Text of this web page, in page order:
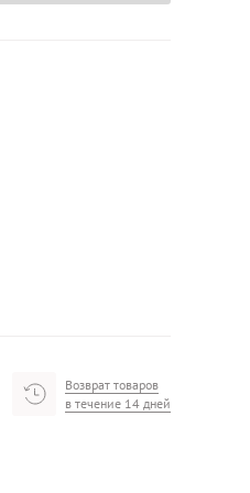
Возврат товаров
в течение 14 дней